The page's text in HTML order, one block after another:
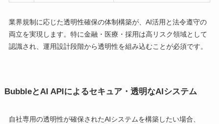
業界規制に応じた透明性確保の体制構築が、AI活用と法令遵守の
両立を実現します。特に金融・医療・採用は高リスク領域として
認識され、運用設計段階から透明性を組み込むことが必須です。
BubbleとAI APIによるセキュア・透明なAIシステム
自社専用の透明性が確保されたAIシステムを構築したい場合、